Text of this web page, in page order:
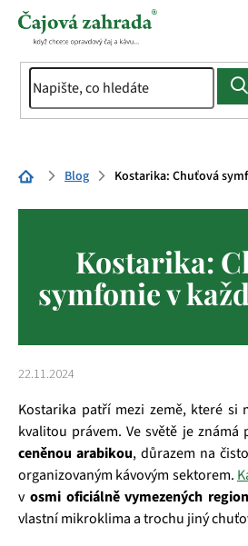
Přejít
Domů Blog Kostarika: Chuťová
Kostarika:
symfonie v
22.11.2024
Kostarika patří mezi země, které si
kvalitou právem. Ve světě je známá
ceněnou arabikou, důrazem na
organizovaným kávovým sektorem.
v osmi oficiálně vymezených
vlastní mikroklima a trochu jiný